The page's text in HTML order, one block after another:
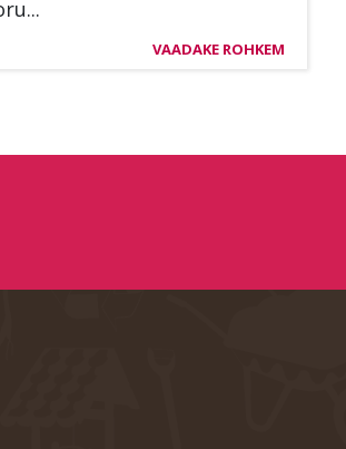
VAADAKE ROHKEM